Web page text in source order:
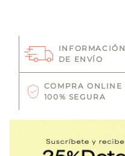
INFORMACIÓN
DE ENVÍO
COMPRA ONLINE
100% SEGURA